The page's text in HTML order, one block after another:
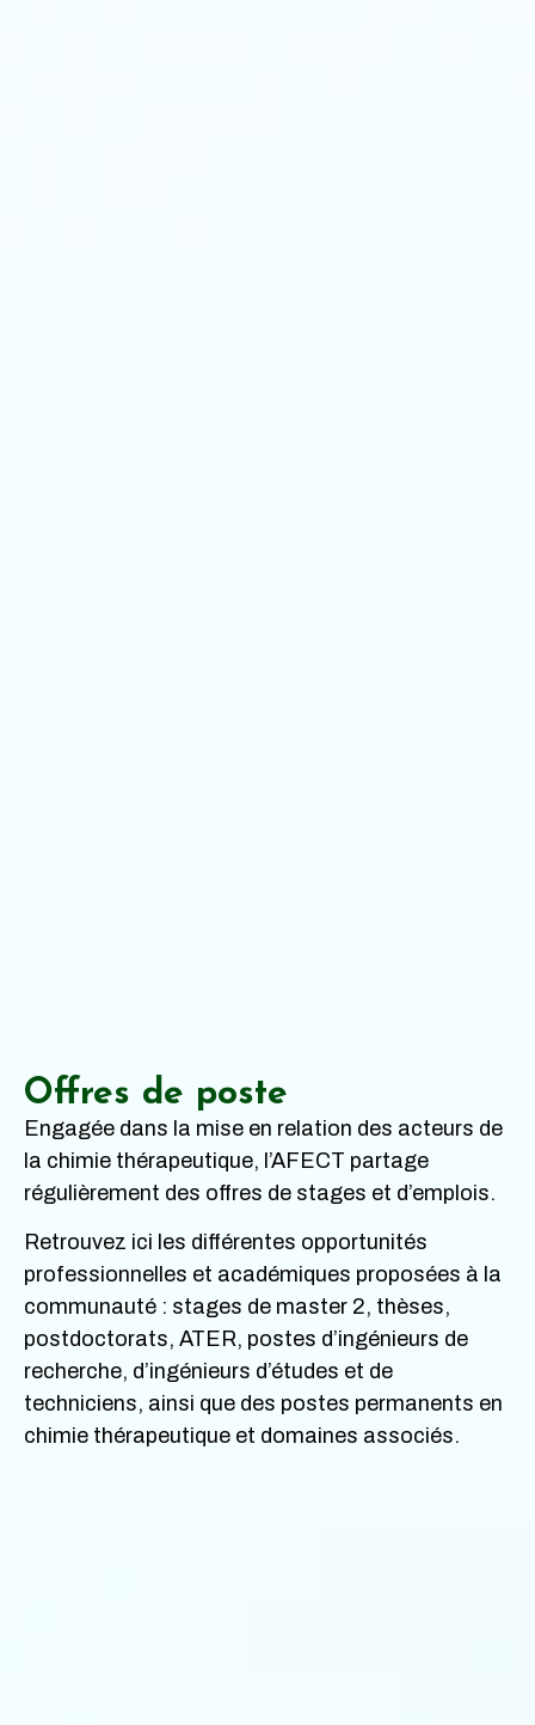
Offres de poste
Engagée dans la mise en relation des acteurs de
la chimie thérapeutique, l’AFECT partage
régulièrement des offres de stages et d’emplois.
Retrouvez ici les différentes opportunités
professionnelles et académiques proposées à la
communauté : stages de master 2, thèses,
postdoctorats, ATER, postes d’ingénieurs de
recherche, d’ingénieurs d’études et de
techniciens, ainsi que des postes permanents en
chimie thérapeutique et domaines associés.